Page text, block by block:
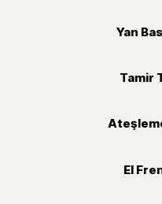
Yan
Tamir
El